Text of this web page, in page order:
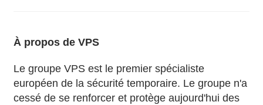
À propos de VPS
Le groupe VPS est le premier spécialiste
européen de la sécurité temporaire. Le groupe n'a
cessé de se renforcer et protège aujourd'hui des